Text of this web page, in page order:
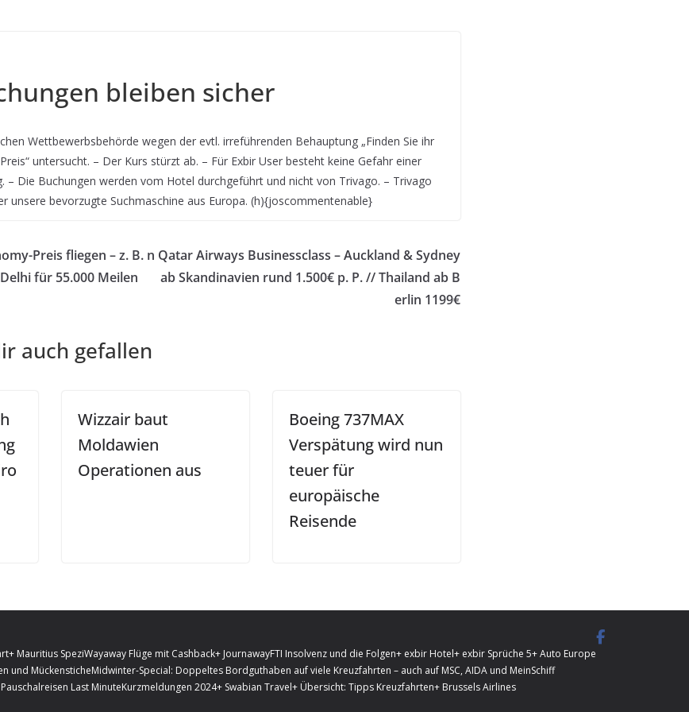
bleiben sicher
Wettbewerbsbehörde wegen der evtl. irreführenden Behauptung „Finden Sie ihr
untersucht. – Der Kurs stürzt ab. – Für Exbir User besteht keine Gefahr einer
– Die Buchungen werden vom Hotel durchgeführt und nicht von Trivago. – Trivago
unsere bevorzugte Suchmaschine aus Europa. (h){joscommentenable}
Preis fliegen – z. B. n
für 55.000 Meilen
Qatar Airways Businessclass – Auckland & Sydney
ab Skandinavien rund 1.500€ p. P. // Thailand ab B
erlin 1199€
auch gefallen
Wizzair baut
Moldawien
Operationen aus
Boeing 737MAX
Verspätung wird nun
teuer für
europäische
Reisende
+ Mauritius SpeziWayaway Flüge mit Cashback+ JournawayFTI Insolvenz und die Folgen+ exbir Hotel+ exbir Sprüche 5+ Auto Europe
und MückensticheMidwinter-Special: Doppeltes Bordguthaben auf viele Kreuzfahrten – auch auf MSC, AIDA und MeinSchiff
Last MinuteKurzmeldungen 2024+ Swabian Travel+ Übersicht: Tipps Kreuzfahrten+ Brussels Airlines